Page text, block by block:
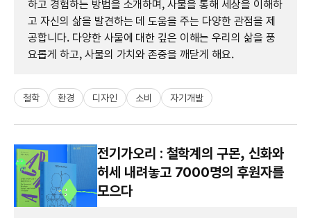
하고 경험하는 방법을 소개하며, 사물을 통해 세상을 이해하
고 자신의 삶을 발견하는 데 도움을 주는 다양한 관점을 제
공합니다. 다양한 사물에 대한 깊은 이해는 우리의 삶을 풍
요롭게 하고, 사물의 가치와 존중을 깨닫게 해요.
철학 환경 디자인 소비 자기개발
전기가오리 : 철학계의 구몬, 신화와
허세 내려놓고 7000명의 후원자를
모으다